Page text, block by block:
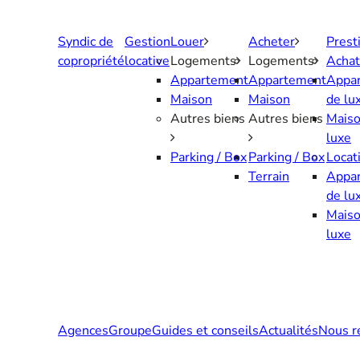
Syndic de
copropriété
Gestion
locative
Louer
Logements
Appartement
Maison
Autres biens
Parking / Box
Acheter
Logements
Appartement
Maison
Autres biens
Parking / Box
Terrain
Achat
de
luxe
de
luxe
AgencesGroupeGuides et conseilsActualitésNous